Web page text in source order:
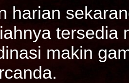
harian
tersedia
makin